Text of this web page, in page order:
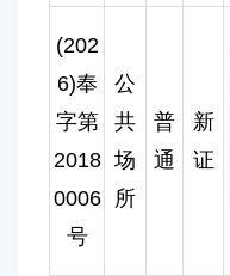
(202
6)奉
字第
2018
0006
号
公
共
场
所
普
通
新
证